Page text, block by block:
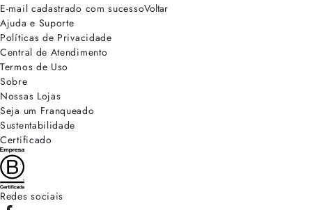
E-mail cadastrado com sucessoVoltar
Ajuda e Suporte
Políticas de Privacidade
Central de Atendimento
Termos de Uso
Sobre
Nossas Lojas
Seja um Franqueado
Sustentabilidade
Certificado
Redes sociais